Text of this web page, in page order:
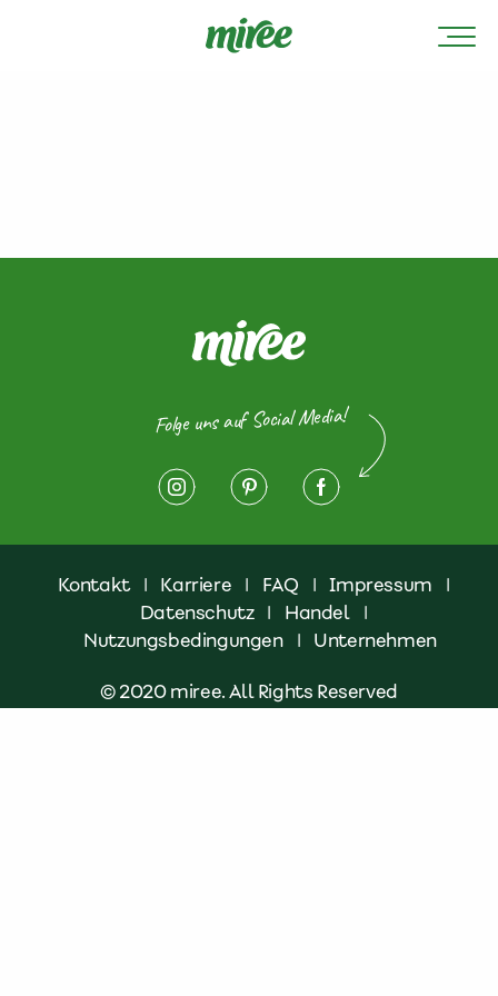
Folge uns auf Social Media!
Kontakt | Karriere | FAQ | Impressum
|
Datenschutz | Handel
|
Nutzungsbedingungen
| Unternehmen
© 2020 miree. All Rights Reserved